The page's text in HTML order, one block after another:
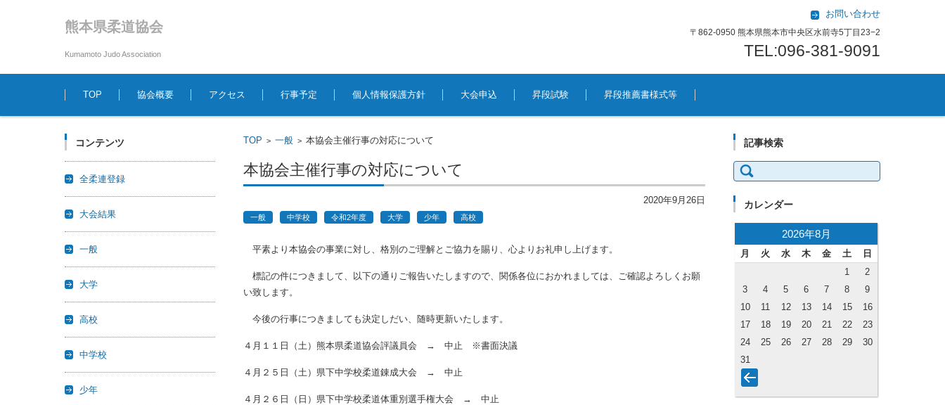
熊本県柔道協会
Kumamoto Judo Association
お問い合わせ
〒862-0950 熊本県熊本市中央区水前寺5丁目23−2
TEL:096-381-9091
コンテンツに移動
TOP
協会概要 アクセス 行事予定 個人情報保護方針 大会申込 昇段試験 昇段推薦書様式等
TOP >一般 >本協会主催行事の対応について
本協会主催行事の対応について
2020年9月26日
一般 中学校 令和2年度 大学 少年 高校
平素より本協会の事業に対し、格別のご理解とご協力を賜り、心よりお礼申し上げます。
標記の件につきまして、以下の通りご報告いたしますので、関係各位におかれましては、ご確認よろしくお願
い致します。
今後の行事につきましても決定しだい、随時更新いたします。
４月１１日（土）熊本県柔道協会評議員会 → 中止 ※書面決議
４月２５日（土）県下中学校柔道錬成大会 → 中止
４月２６日（日）県下中学校柔道体重別選手権大会 → 中止
コンテンツ
全柔連登録
大会結果
一般
大学
高校
中学校
少年
記事検索
検索:
カレンダー
2026年8月
月 火 水 木 金 土
日
1
2
3
4 5 6 7 8
9
10
11 12 13 14 15
16
17
18 19 20 21 22
23
24
25 26 27 28 29
30
31